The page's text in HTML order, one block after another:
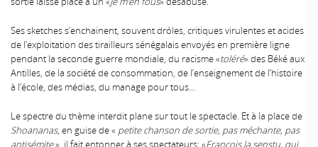
Ses sketches s’enchainent, souvent dróles, critiques virulentes et acides
de l’exploitation des tirailleurs sénégalais envoyés en première ligne
pendant la seconde guerre mondiale, du racisme «toléré» des Béké aux
Antilles, de la société de consommation, de l’enseignement de l’histoire
à l’école, des médias, du manage pour tous…
Le spectre du thème interdit plane sur tout le spectacle. Et à la place de
Shoananas, en guise de « petite chanson de sortie, pas méchante, pas
antisémite», il fait entonner à ses spectateurs: «Francois la senstu, qui